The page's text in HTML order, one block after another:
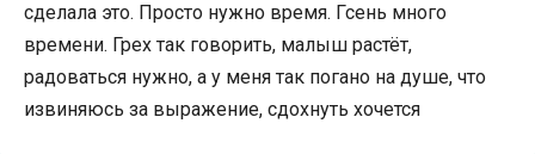
сделала это. Просто нужно время. Гсень много
времени. Грех так говорить, малыш растёт,
радоваться нужно, а у меня так погано на душе, что
извиняюсь за выражение, сдохнуть хочется